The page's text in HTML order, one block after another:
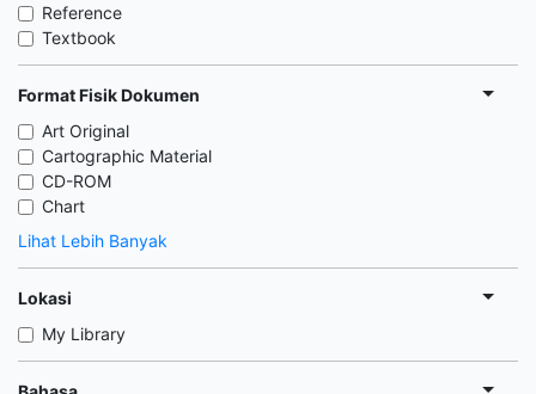
Reference
Textbook
Format Fisik Dokumen
Art Original
Cartographic Material
CD-ROM
Chart
Lihat Lebih Banyak
Lokasi
My Library